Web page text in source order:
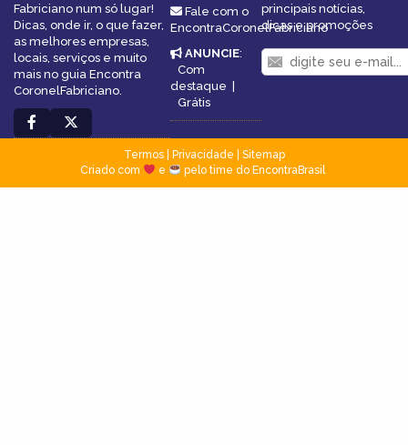
Fabriciano num só lugar!
Dicas, onde ir, o que fazer,
as melhores empresas,
locais, serviços e muito
mais no guia Encontra
CoronelFabriciano.
Fale com o
EncontraCoronelFabriciano
ANUNCIE:
Com
destaque |
Grátis
principais notícias,
dicas e promoções
Termos| Privacidade
Sitemap
Criado com
e pelo time do EncontraBrasil